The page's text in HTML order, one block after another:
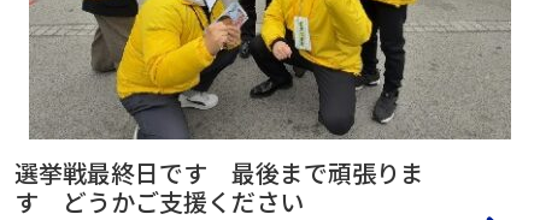
選挙戦最終日です 最後まで頑張りま
す どうかご支援ください